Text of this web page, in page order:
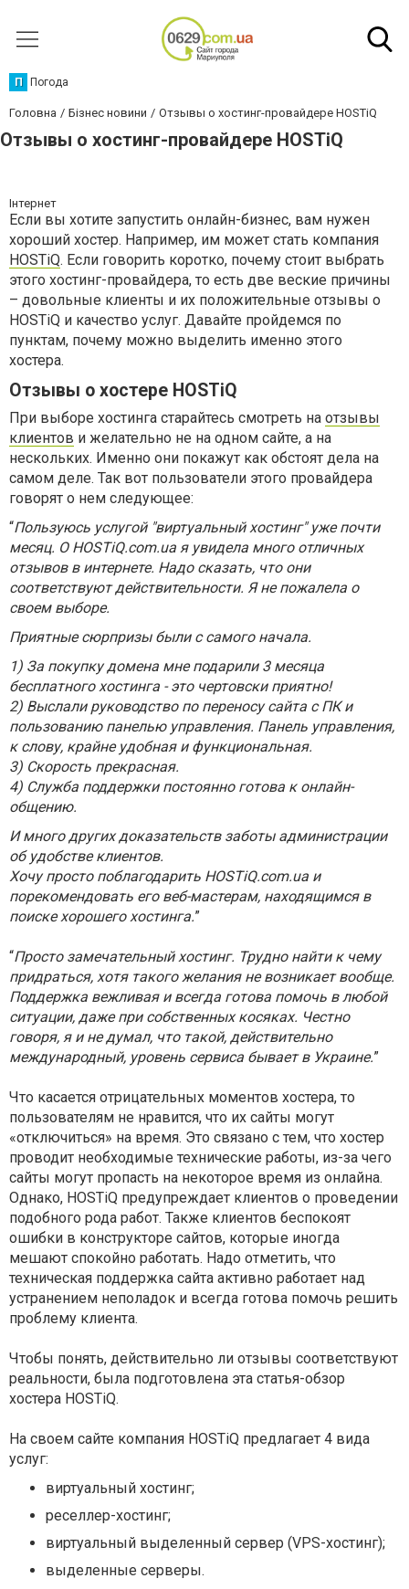
П Погода
Головна Бізнес новини Отзывы о хостинг-провайдере HOSTiQ
Отзывы о хостинг-провайдере HOSTiQ
Інтернет
Если вы хотите запустить онлайн-бизнес, вам нужен
хороший хостер. Например, им может стать компания
HOSTiQ. Если говорить коротко, почему стоит выбрать
этого хостинг-провайдера, то есть две веские причины
– довольные клиенты и их положительные отзывы о
HOSTiQ и качество услуг. Давайте пройдемся по
пунктам, почему можно выделить именно этого
хостера.
Отзывы о хостере HOSTiQ
При выборе хостинга старайтесь смотреть на отзывы
клиентов и желательно не на одном сайте, а на
нескольких. Именно они покажут как обстоят дела на
самом деле. Так вот пользователи этого провайдера
говорят о нем следующее:
“Пользуюсь услугой "виртуальный хостинг" уже почти
месяц. О HOSTiQ.com.ua я увидела много отличных
отзывов в интернете. Надо сказать, что они
соответствуют действительности. Я не пожалела о
своем выборе.
Приятные сюрпризы были с самого начала.
1) За покупку домена мне подарили 3 месяца
бесплатного хостинга - это чертовски приятно!
2) Выслали руководство по переносу сайта с ПК и
пользованию панелью управления. Панель управления,
к слову, крайне удобная и функциональная.
3) Скорость прекрасная.
4) Служба поддержки постоянно готова к онлайн-
общению.
И много других доказательств заботы администрации
об удобстве клиентов.
Хочу просто поблагодарить HOSTiQ.com.ua и
порекомендовать его веб-мастерам, находящимся в
поиске хорошего хостинга.”
“Просто замечательный хостинг. Трудно найти к чему
придраться, хотя такого желания не возникает вообще.
Поддержка вежливая и всегда готова помочь в любой
ситуации, даже при собственных косяках. Честно
говоря, я и не думал, что такой, действительно
международный, уровень сервиса бывает в Украине.”
Что касается отрицательных моментов хостера, то
пользователям не нравится, что их сайты могут
«отключиться» на время. Это связано с тем, что хостер
проводит необходимые технические работы, из-за чего
сайты могут пропасть на некоторое время из онлайна.
Однако, HOSTiQ предупреждает клиентов о проведении
подобного рода работ. Также клиентов беспокоят
ошибки в конструкторе сайтов, которые иногда
мешают спокойно работать. Надо отметить, что
техническая поддержка сайта активно работает над
устранением неполадок и всегда готова помочь решить
проблему клиента.
Чтобы понять, действительно ли отзывы соответствуют
реальности, была подготовлена эта статья-обзор
хостера HOSTiQ.
На своем сайте компания HOSTiQ предлагает 4 вида
услуг:
виртуальный хостинг;
реселлер-хостинг;
виртуальный выделенный сервер (VPS-хостинг);
выделенные серверы.